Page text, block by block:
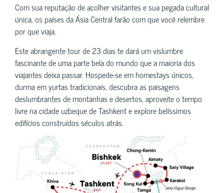
Com sua reputação de acolher visitantes e sua pegada cultural
única, os países da Ásia Central farão com que você relembre
por que viaja.
Este abrangente tour de 23 dias te dará um vislumbre
fascinante de uma parte bela do mundo que a maioria dos
viajantes deixa passar. Hospede-se em homestays únicos,
durma em yurtas tradicionais, descubra as paisagens
deslumbrantes de montanhas e desertos, aproveite o tempo
livre na cidade uzbeque de Tashkent e explore belíssimos
edifícios construídos séculos atrás.